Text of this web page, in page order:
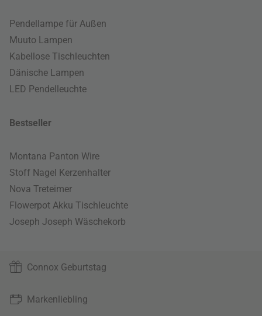
Pendellampe für Außen
Muuto Lampen
Kabellose Tischleuchten
Dänische Lampen
LED Pendelleuchte
Bestseller
Montana Panton Wire
Stoff Nagel Kerzenhalter
Nova Treteimer
Flowerpot Akku Tischleuchte
Joseph Joseph Wäschekorb
Connox Geburtstag
Markenliebling